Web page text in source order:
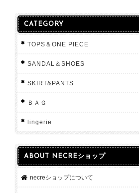
CATEGORY
TOPS＆ONE PIECE
SANDAL＆SHOES
SKIRT&PANTS
ＢＡＧ
lingerie
ABOUT NECREショップ
necreショップについて